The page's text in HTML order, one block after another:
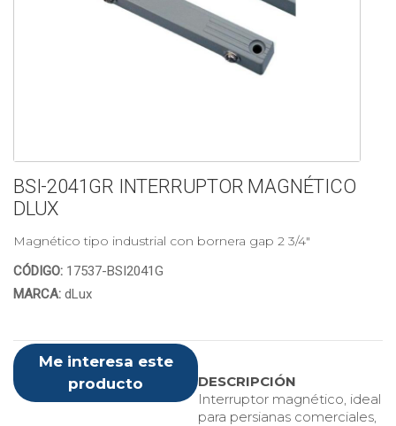
BSI-2041GR INTERRUPTOR MAGNÉTICO
DLUX
Magnético tipo industrial con bornera gap 2 3/4"
CÓDIGO: 17537-BSI2041G
MARCA: dLux
Me interesa este
producto
DESCRIPCIÓN
Interruptor magnético, ideal
para persianas comerciales,